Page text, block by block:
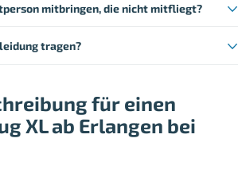
mitbringen, die nicht mitfliegt?
tragen?
für einen
XL ab Erlangen bei